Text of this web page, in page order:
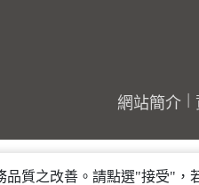
網站簡介
質之改善。請點選"接受"